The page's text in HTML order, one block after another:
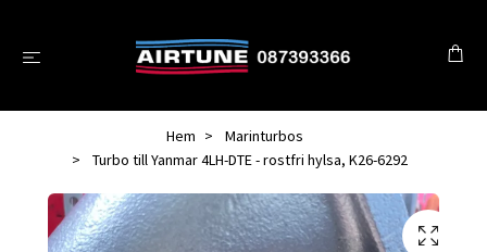
Hem
Marinturbos
Turbo till Yanmar 4LH-DTE - rostfri hylsa, K26-6292